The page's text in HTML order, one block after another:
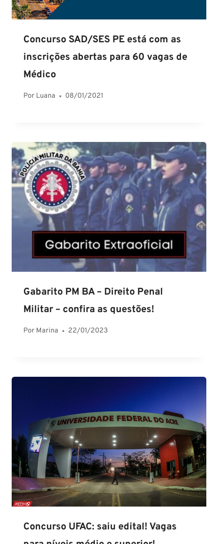
Concurso SAD/SES PE está com as
inscrições abertas para 60 vagas de
Médico
Por Luana 08/01/2021
Gabarito PM BA – Direito Penal
Militar – confira as questões!
Por Marina 22/01/2023
Concurso UFAC: saiu edital! Vagas